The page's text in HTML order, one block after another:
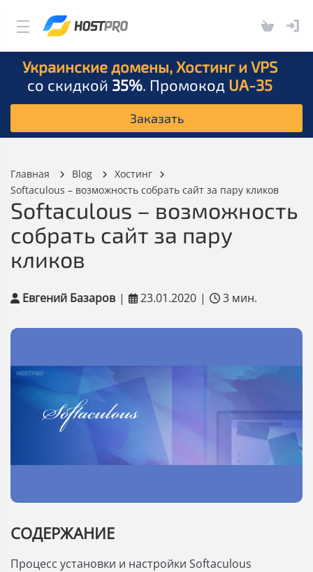
Украинские домены, Хостинг и VPS
со скидкой 35%. Промокод UA-35
Заказать
Главная Blog
Хостинг
Softaculous – возможность собрать сайт за пару кликов
Softaculous – возможность
собрать сайт за пару
кликов
Евгений Базаров | 23.01.2020 | 3 мин.
СОДЕРЖАНИЕ
Процесс установки и настройки Softaculous